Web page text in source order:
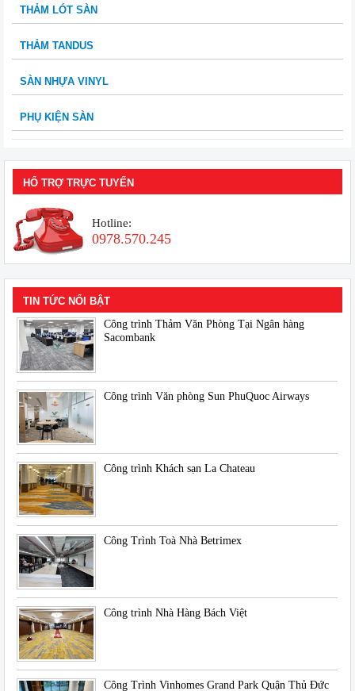
THẢM LÓT SÀN
THẢM TANDUS
SÀN NHỰA VINYL
PHỤ KIỆN SÀN
HỔ TRỢ TRỰC TUYẾN
Hotline:
0978.570.245
TIN TỨC NỔI BẬT
Công trình Thảm Văn Phòng Tại Ngân hàng
Sacombank
Công trình Văn phòng Sun PhuQuoc Airways
Công trình Khách sạn La Chateau
Công Trình Toà Nhà Betrimex
Công trình Nhà Hàng Bách Việt
Công Trình Vinhomes Grand Park Quận Thủ Đức